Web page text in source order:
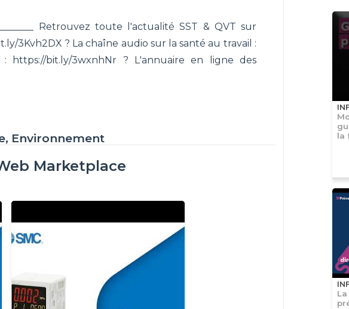
Retrouvez toute l'actualité SST & QVT sur
3Kvh2DX ? La chaîne audio sur la santé au travail :
https://bit.ly/3wxnhNr ? L'annuaire en ligne des
Environnement
Marketplace
la